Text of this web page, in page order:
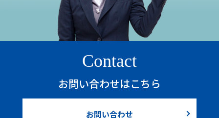
Contact
お問い合わせはこちら
お問い合わせ